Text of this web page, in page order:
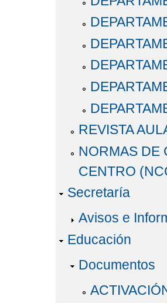
SE CONVOCA LA
PARA EL CURSO 2017/
REVISTA
NORMAS DE
CENTRO
Secretaría
Avisos e
Educación
Documentos